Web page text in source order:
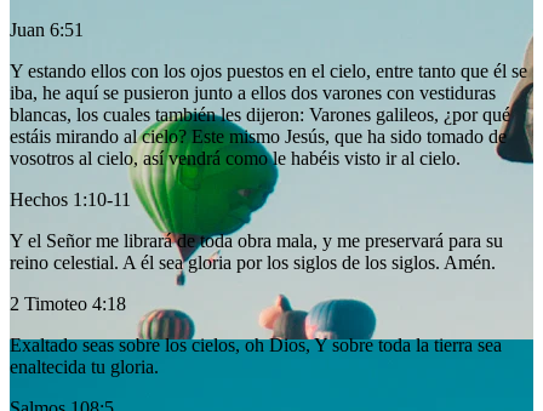
Juan 6:51
Y estando ellos con los ojos puestos en el cielo, entre tanto que él se
iba, he aquí se pusieron junto a ellos dos varones con vestiduras
blancas, los cuales también les dijeron: Varones galileos, ¿por qué
estáis mirando al cielo? Este mismo Jesús, que ha sido tomado de
vosotros al cielo, así vendrá como le habéis visto ir al cielo.
Hechos 1:10-11
Y el Señor me librará de toda obra mala, y me preservará para su
reino celestial. A él sea gloria por los siglos de los siglos. Amén.
2 Timoteo 4:18
Exaltado seas sobre los cielos, oh Dios, Y sobre toda la tierra sea
enaltecida tu gloria.